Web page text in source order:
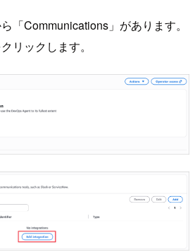
「Communications」があります。
リックします。